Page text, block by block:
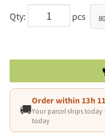
Qty: pcs
🚚
Order within 13h
Your parcel ships
today